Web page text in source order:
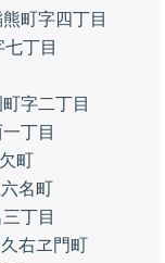
町字四丁目
丁目
字二丁目
丁目
欠町
六名町
三丁目
久右ヱ門町